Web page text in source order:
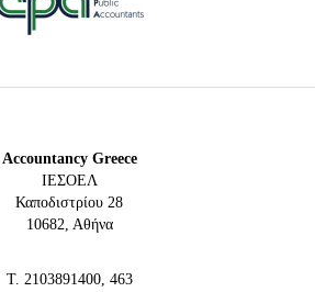
Accountancy Greece
IEΣΟΕΛ
Καποδιστρίου 28
10682, Αθήνα
Τ. 2103891400, 463